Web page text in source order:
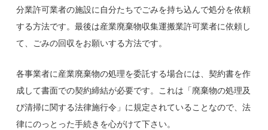
分業許可業者の施設に自分たちでごみを持ち込んで処分を依頼
する方法です。最後は産業廃棄物収集運搬業許可業者に依頼し
て、ごみの回収をお願いする方法です。
各事業者に産業廃棄物の処理を委託する場合には、契約書を作
成して書面での契約締結が必要です。これは「廃棄物の処理及
び清掃に関する法律施行令」に規定されていることなので、法
律にのっとった手続きを心がけて下さい。